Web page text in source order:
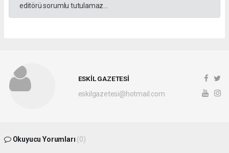
editörü sorumlu tutulamaz...
ESKİL GAZETESİ
eskilgazetesi@hotmail.com
Okuyucu Yorumları (0)